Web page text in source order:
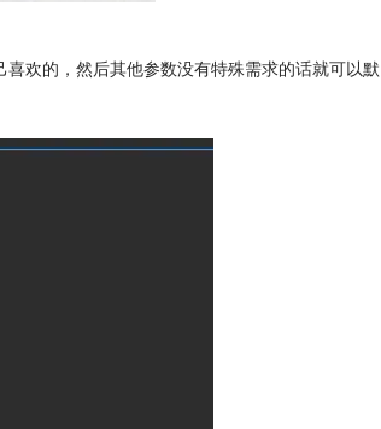
欢的，然后其他参数没有特殊需求的话就可以默